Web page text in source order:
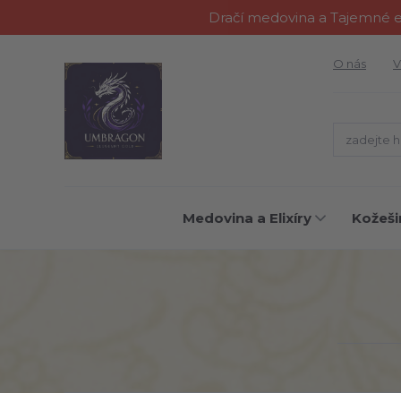
Dračí medovina a Tajemné
O nás
Medovina a Elixíry